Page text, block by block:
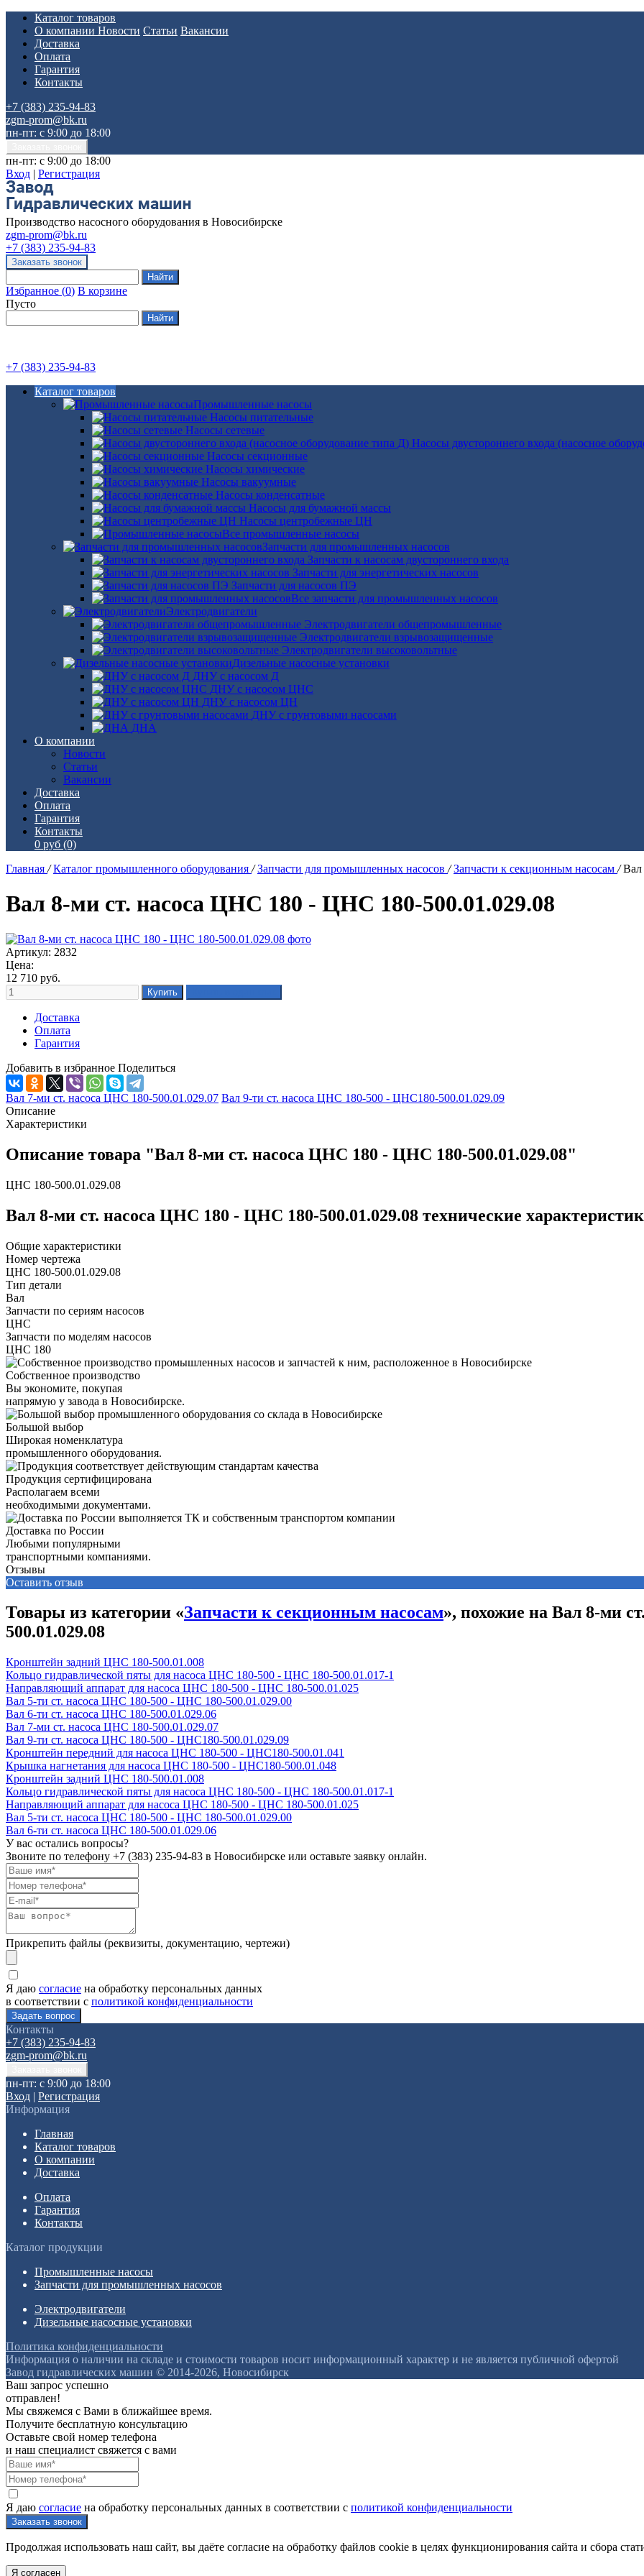
Каталог товаров
О компании Новости Статьи Вакансии
Доставка
Оплата
Гарантия
Контакты
+7 (383) 235-94-83
zgm-prom@bk.ru
пн-пт: с 9:00 до 18:00
пн-пт: с 9:00 до 18:00
Вход | Регистрация
Производство насосного оборудования в Новосибирске
zgm-prom@bk.ru
+7 (383) 235-94-83
Избранное (0) В корзине
Пусто
+7 (383) 235-94-83
Каталог товаров
Промышленные насосы
Насосы питательные
Насосы сетевые
Насосы двустороннего входа (насосное
Насосы секционные
Насосы химические
Насосы вакуумные
Насосы конденсатные
Насосы для бумажной массы
Насосы центробежные ЦН
Все промышленные насосы
Запчасти для промышленных насосов
Запчасти к насосам двустороннего входа
Запчасти для энергетических насосов
Запчасти для насосов ПЭ
Все запчасти для промышленных насосов
Электродвигатели
Электродвигатели общепромышленные
Электродвигатели взрывозащищенные
Электродвигатели высоковольтные
Дизельные насосные установки
ДНУ с насосом Д
ДНУ с насосом ЦНС
ДНУ с насосом ЦН
ДНУ с грунтовыми насосами
ДНА
О компании
Новости
Статьи
Вакансии
Доставка
Оплата
Гарантия
Контакты
0 руб (0)
Главная / Каталог промышленного оборудования / Запчасти для промышленных насосов / Запчасти к секционным насосам / Вал
Вал 8-ми ст. насоса ЦНС 180 - ЦНС 180-500.01.029.08
Артикул: 2832
Цена:
12 710 руб.
Доставка
Оплата
Гарантия
Добавить в избранное Поделиться
Вал 7-ми ст. насоса ЦНС 180-500.01.029.07 Вал 9-ти ст. насоса ЦНС 180-500 - ЦНС180-500.01.029.09
Описание
Характеристики
Описание товара "Вал 8-ми ст. насоса ЦНС 180 - ЦНС 180-500.01.029.08"
ЦНС 180-500.01.029.08
Вал 8-ми ст. насоса ЦНС 180 - ЦНС 180-500.01.029.08 технические
Общие характеристики
Номер чертежа
ЦНС 180-500.01.029.08
Тип детали
Вал
Запчасти по сериям насосов
ЦНС
Запчасти по моделям насосов
ЦНС 180
Собственное производство
Вы экономите, покупая
напрямую у завода в Новосибирске.
Большой выбор
Широкая номенклатура
промышленного оборудования.
Продукция сертифицирована
Располагаем всеми
необходимыми документами.
Доставка по России
Любыми популярными
транспортными компаниями.
Отзывы
Оставить отзыв
Товары из категории «Запчасти к секционным насосам», похожие на Вал 8-ми
500.01.029.08
Кронштейн задний ЦНС 180-500.01.008
Кольцо гидравлической пяты для насоса ЦНС 180-500 - ЦНС 180-500.01.017-1
Направляющий аппарат для насоса ЦНС 180-500 - ЦНС 180-500.01.025
Вал 5-ти ст. насоса ЦНС 180-500 - ЦНС 180-500.01.029.00
Вал 6-ти ст. насоса ЦНС 180-500.01.029.06
Вал 7-ми ст. насоса ЦНС 180-500.01.029.07
Вал 9-ти ст. насоса ЦНС 180-500 - ЦНС180-500.01.029.09
Кронштейн передний для насоса ЦНС 180-500 - ЦНС180-500.01.041
Крышка нагнетания для насоса ЦНС 180-500 - ЦНС180-500.01.048
Кронштейн задний ЦНС 180-500.01.008
Кольцо гидравлической пяты для насоса ЦНС 180-500 - ЦНС 180-500.01.017-1
Направляющий аппарат для насоса ЦНС 180-500 - ЦНС 180-500.01.025
Вал 5-ти ст. насоса ЦНС 180-500 - ЦНС 180-500.01.029.00
Вал 6-ти ст. насоса ЦНС 180-500.01.029.06
У вас остались вопросы?
Звоните по телефону +7 (383) 235-94-83 в Новосибирске или оставьте заявку онлайн.
Прикрепить файлы (реквизиты, документацию, чертежи)
Я даю согласие на обработку персональных данных
в соответствии с политикой конфиденциальности
Контакты
+7 (383) 235-94-83
zgm-prom@bk.ru
пн-пт: с 9:00 до 18:00
Вход | Регистрация
Информация
Главная
Каталог товаров
О компании
Доставка
Оплата
Гарантия
Контакты
Каталог продукции
Промышленные насосы
Запчасти для промышленных насосов
Электродвигатели
Дизельные насосные установки
Политика конфиденциальности
Информация о наличии на складе и стоимости товаров носит информационный характер и не является публичной офертой
Завод гидравлических машин © 2014-2026, Новосибирск
Ваш запрос успешно
отправлен!
Мы свяжемся с Вами в ближайшее время.
Получите бесплатную консультацию
Оставьте свой номер телефона
и наш специалист свяжется с вами
Я даю согласие на обработку персональных данных в соответствии с политикой конфиденциальности
Продолжая использовать наш сайт, вы даёте согласие на обработку файлов cookie в целях функционирования сайта и сбора
Я согласен